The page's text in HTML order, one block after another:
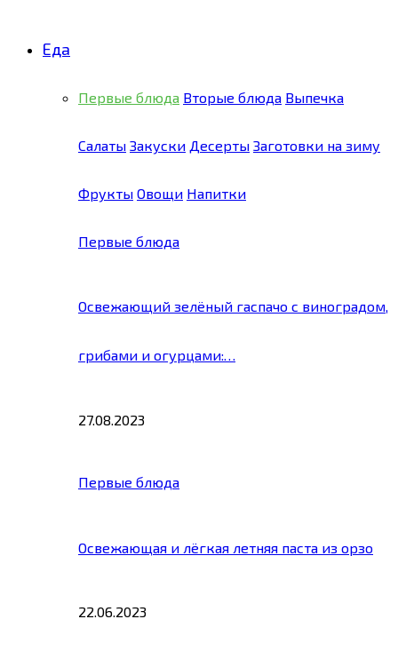
Еда
Первые блюда Вторые блюда Выпечка
Салаты Закуски Десерты Заготовки на зиму
Фрукты Овощи Напитки
Первые блюда
Освежающий зелёный гаспачо с виноградом,
грибами и огурцами:…
27.08.2023
Первые блюда
Освежающая и лёгкая летняя паста из орзо
22.06.2023